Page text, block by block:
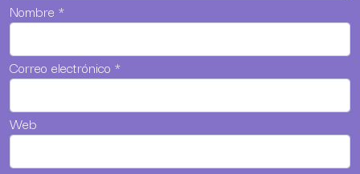
Nombre *
Correo electrónico *
Web